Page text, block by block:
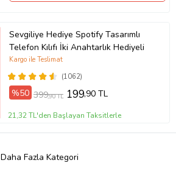
Sevgiliye Hediye Spotify Tasarımlı
Telefon Kılıfı İki Anahtarlık Hediyeli
(1062)
Kargo ile Teslimat
%50 399,90 TL 199,90 TL
21,32 TL'den Başlayan Taksitlerle
Daha Fazla Kategori